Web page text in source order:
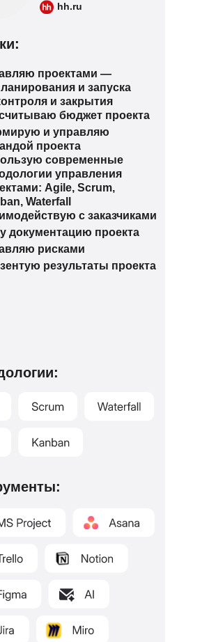
проектами —
и запуска
и закрытия
бюджет проекта
и управляю
проекта
современные
управления
Agile, Scrum,
Waterfall
с заказчиками
документацию проекта
рисками
результаты проекта
hh.ru